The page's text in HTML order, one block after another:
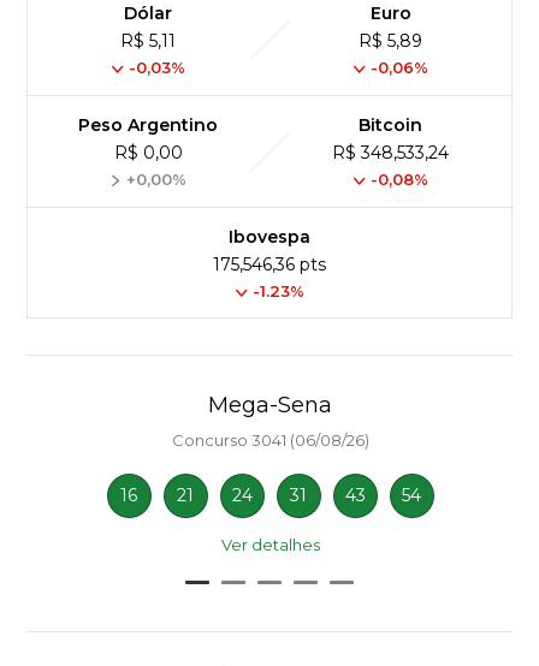
Dólar
R$ 5,11
-0,03%
Euro
R$ 5,89
-0,06%
Peso Argentino
R$ 0,00
+0,00%
Bitcoin
R$ 348,533,24
-0,08%
Ibovespa
175,546,36 pts
-1.23%
Mega-Sena
Concurso 3041 (06/08/26)
16 21 24 31 43 54
Ver detalhes